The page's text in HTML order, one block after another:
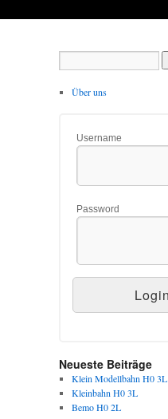
Über uns
Username
Password
Neueste Beiträge
Klein Modellbahn H0 3L
Kleinbahn H0 3L
Bemo H0 2L